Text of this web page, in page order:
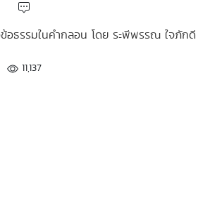
ธรรมในคำกลอน โดย ระพีพรรณ ใจภักดี
11,137